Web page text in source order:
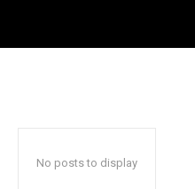
No posts to display